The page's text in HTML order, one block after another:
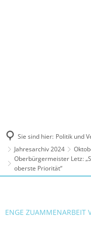
Sie sind hier: Politik und
Jahresarchiv 2024
Oberbürgermeister Letz:
oberste Priorität“
ENGE ZUAMMENARBEIT